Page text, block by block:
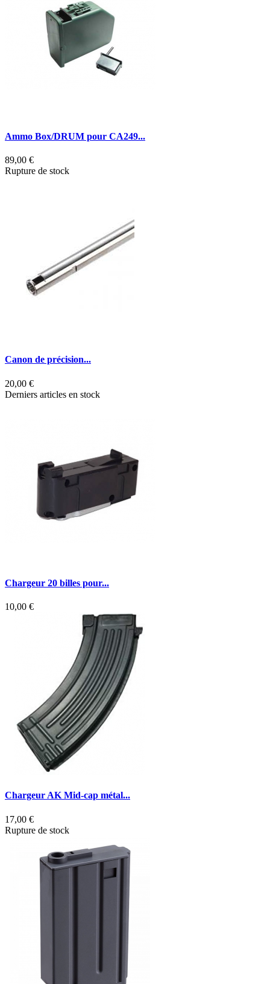
Ammo Box/DRUM pour CA249...
89,00 €
Rupture de stock
Canon de précision...
20,00 €
Derniers articles en stock
Chargeur 20 billes pour...
10,00 €
Chargeur AK Mid-cap métal...
17,00 €
Rupture de stock